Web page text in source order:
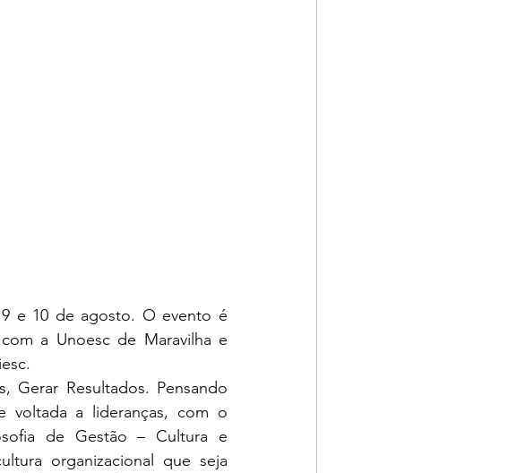
9 e 10 de agosto. O evento é
a Unoesc de Maravilha e
Gerar Resultados. Pensando
voltada a lideranças, com o
de Gestão – Cultura e
organizacional que seja